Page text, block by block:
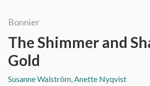
Bonnier
The Shimmer and
Gold
Susanne Walström, Anette Nyqvist